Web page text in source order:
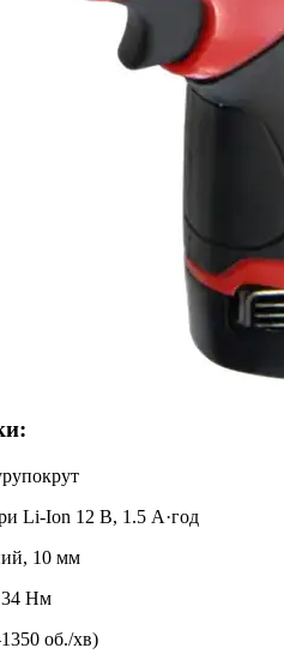
Li-Ion 12 В, 1.5 А·год
10 мм
34 Нм
об./хв)